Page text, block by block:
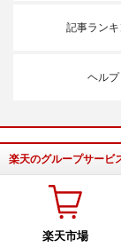
記事ラン
ヘルプ
楽天のグループサービ
楽天市場